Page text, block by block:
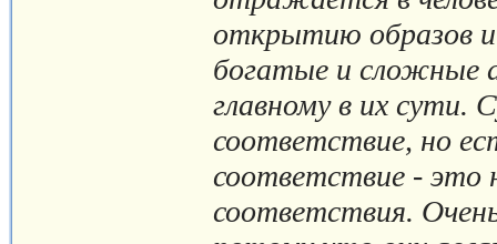
открытию образов
богатые и сложные
главному в их сути.
соответствие, но
соответствие - это
соответствия.